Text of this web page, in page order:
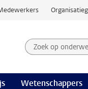
Zoek op
Zoekterm
Wetenschappers